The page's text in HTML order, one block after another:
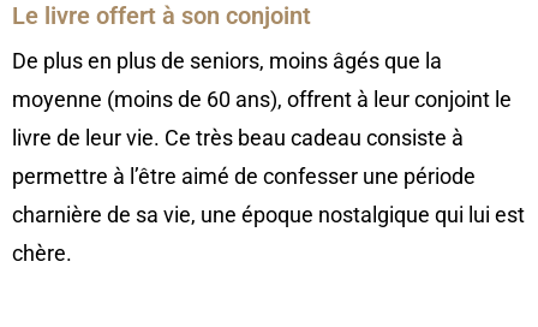
Le livre offert à son conjoint
De plus en plus de seniors, moins âgés que la
moyenne (moins de 60 ans), offrent à leur conjoint le
livre de leur vie. Ce très beau cadeau consiste à
permettre à l’être aimé de confesser une période
charnière de sa vie, une époque nostalgique qui lui est
chère.